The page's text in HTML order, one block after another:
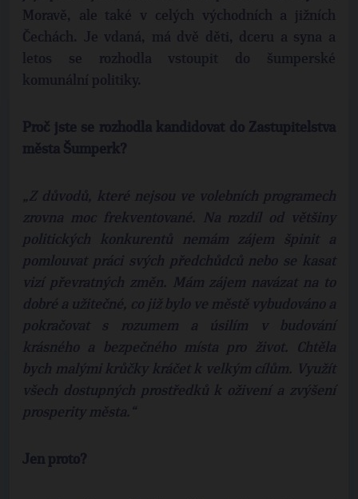
Moravě, ale také v celých východních a jižních
Čechách. Je vdaná, má dvě děti, dceru a syna a
letos se rozhodla vstoupit do šumperské
komunální politiky.
Proč jste se rozhodla kandidovat do Zastupitelstva
města Šumperk?
„Z důvodů, které nejsou ve volebních programech
zrovna moc frekventované. Na rozdíl od většiny
politických konkurentů nemám zájem špinit a
pomlouvat práci svých předchůdců nebo se kasat
vizí převratných změn. Mám zájem navázat na to
dobré a užitečné, co již bylo ve městě vybudováno a
pokračovat s rozumem a úsilím v budování
krásného a bezpečného místa pro život. Chtěla
bych malými krůčky kráčet k velkým cílům. Využít
všech dostupných prostředků k oživení a zvýšení
prosperity města.“
Jen proto?